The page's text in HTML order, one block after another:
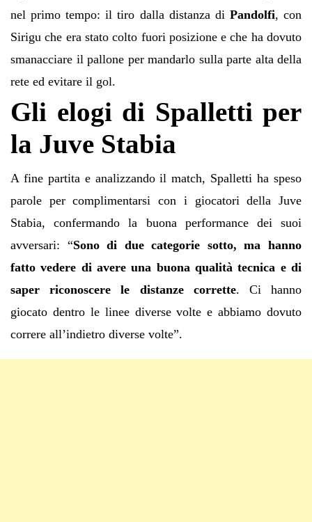
nel primo tempo: il tiro dalla distanza di Pandolfi, con
Sirigu che era stato colto fuori posizione e che ha dovuto
smanacciare il pallone per mandarlo sulla parte alta della
rete ed evitare il gol.
Gli elogi di Spalletti per
la Juve Stabia
A fine partita e analizzando il match, Spalletti ha speso
parole per complimentarsi con i giocatori della Juve
Stabia, confermando la buona performance dei suoi
avversari: “Sono di due categorie sotto, ma hanno
fatto vedere di avere una buona qualità tecnica e di
saper riconoscere le distanze corrette. Ci hanno
giocato dentro le linee diverse volte e abbiamo dovuto
correre all’indietro diverse volte”.